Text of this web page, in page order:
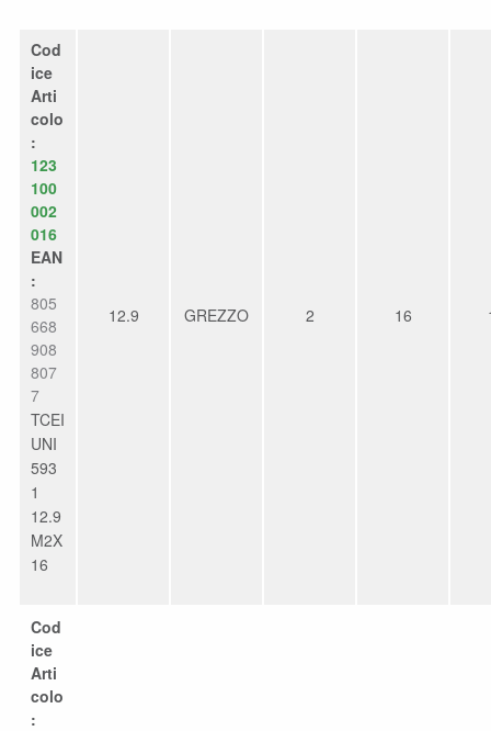
Cod
ice
Arti
colo
:
123
100
002
016
EAN
:
805
668
908
807
7
TCEI
UNI
593
1
12.9
M2X
16
12.9 GREZZO 2 16
Cod
ice
Arti
colo
: